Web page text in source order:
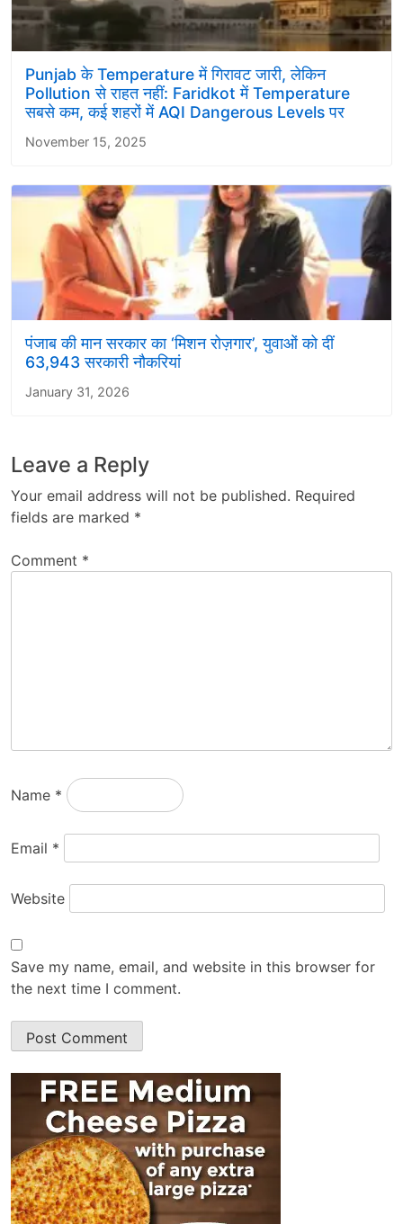
Punjab के Temperature में गिरावट जारी, लेकिन
Pollution से राहत नहीं: Faridkot में Temperature
सबसे कम, कई शहरों में AQI Dangerous Levels पर
November 15, 2025
पंजाब की मान सरकार का ‘मिशन रोज़गार’, युवाओं को दीं
63,943 सरकारी नौकरियां
January 31, 2026
Leave a Reply
Your email address will not be published. Required
fields are marked *
Comment *
Name *
Email *
Website
Save my name, email, and website in this browser for
the next time I comment.